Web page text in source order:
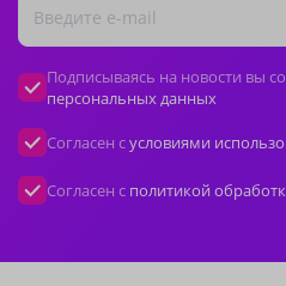
Подписываясь на новости вы
персональных данных
Согласен сусловиями
Согласен с политикой